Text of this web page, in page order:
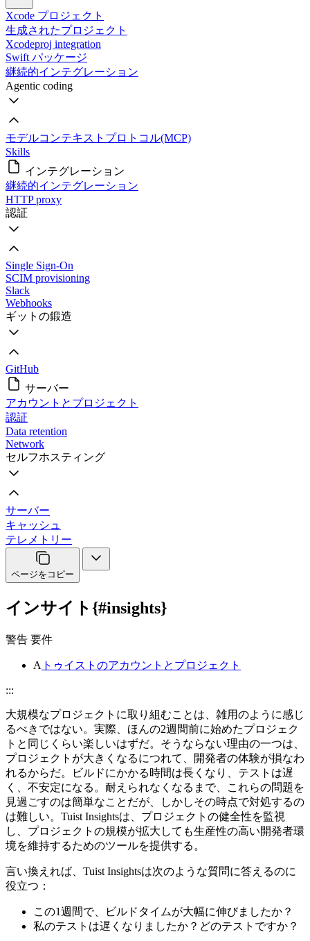
Xcode プロジェクト
生成されたプロジェクト
Xcodeproj integration
Swift パッケージ
継続的インテグレーション
Agentic coding
モデルコンテキストプロトコル(MCP)
Skills
インテグレーション
継続的インテグレーション
HTTP proxy
認証
Single Sign-On
SCIM provisioning
Slack
Webhooks
ギットの鍛造
GitHub
サーバー
アカウントとプロジェクト
認証
Data retention
Network
セルフホスティング
サーバー
キャッシュ
テレメトリー
ページをコピー
インサイト{#insights}
警告 要件
A トゥイストのアカウントとプロジェクト
:::
大規模なプロジェクトに取り組むことは、雑用のように感じ
るべきではない。実際、ほんの2週間前に始めたプロジェク
トと同じくらい楽しいはずだ。そうならない理由の一つは、
プロジェクトが大きくなるにつれて、開発者の体験が損なわ
れるからだ。ビルドにかかる時間は長くなり、テストは遅
く、不安定になる。耐えられなくなるまで、これらの問題を
見過ごすのは簡単なことだが、しかしその時点で対処するの
は難しい。Tuist Insightsは、プロジェクトの健全性を監視
し、プロジェクトの規模が拡大しても生産性の高い開発者環
境を維持するためのツールを提供する。
言い換えれば、Tuist Insightsは次のような質問に答えるのに
役立つ：
この1週間で、ビルドタイムが大幅に伸びましたか？
私のテストは遅くなりましたか？どのテストですか？